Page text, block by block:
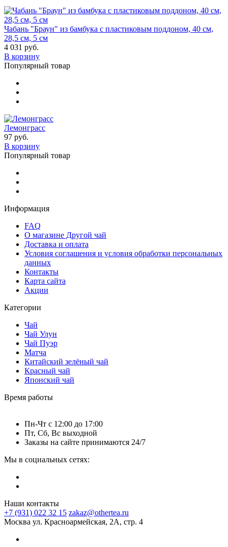
Чабань "Браун" из бамбука с пластиковым поддоном, 40 см,
28,5 см, 5 см
4 031 руб.
В корзину
Популярный товар
Лемонграсс
97 руб.
В корзину
Популярный товар
Информация
FAQ
О магазине Другой чай
Доставка и оплата
Условия соглашения и условия обработки персональных
данных
Контакты
Карта сайта
Акции
Категории
Чай
Чай Улун
Чай Пуэр
Матча
Китайский зелёный чай
Красный чай
Японский чай
Время работы
Пн-Чт c 12:00 до 17:00
Пт, Сб, Вс выходной
Заказы на сайте принимаются 24/7
Мы в социальных сетях:
Наши контакты
+7 (931) 022 32 15 zakaz@othertea.ru
Москва ул. Красноармейская, 2А, стр. 4